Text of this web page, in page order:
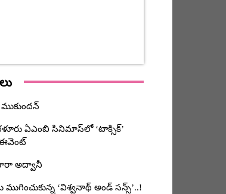
ముకుందన్
ఏఎంబి సినిమాస్‌లో ‘టాక్సిక్’
అద్వానీ
ముగించుకున్న ‘విశ్వనాథ్ అండ్ సన్స్’..!